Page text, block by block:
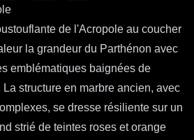
de l'Acropole au coucher
la grandeur du Parthénon avec
emblématiques baignées de
La structure en marbre ancien, avec
se dresse résiliente sur un
strié de teintes roses et orange